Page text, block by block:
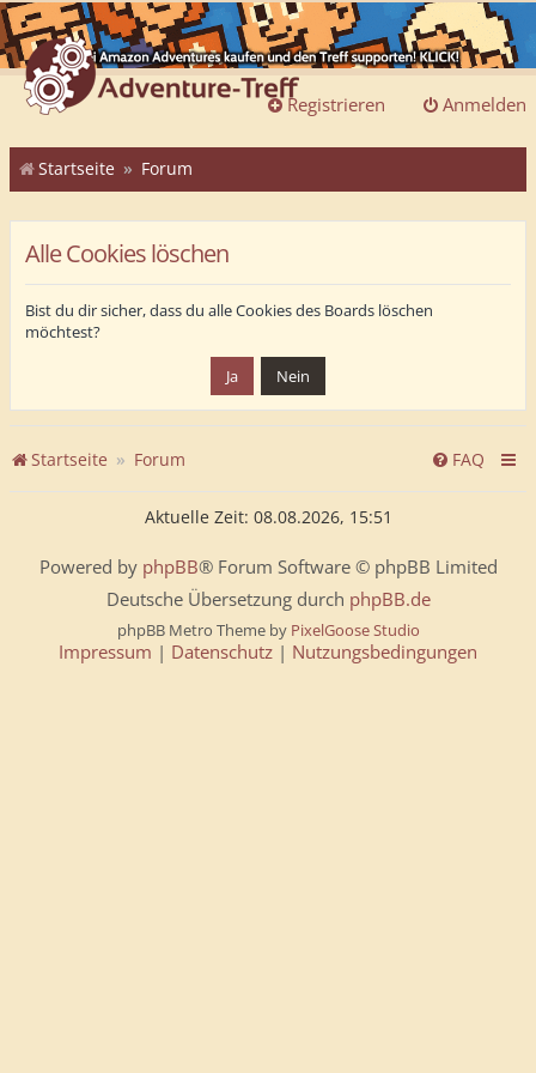
Anmelden
Registrieren
Startseite Forum
Alle Cookies löschen
Bist du dir sicher, dass du alle Cookies des Boards löschen
möchtest?
Startseite Forum FAQ
Aktuelle Zeit: 08.08.2026, 15:51
Powered by phpBB® Forum Software © phpBB Limited
Deutsche Übersetzung durch phpBB.de
phpBB Metro Theme by PixelGoose Studio
Impressum | Datenschutz | Nutzungsbedingungen